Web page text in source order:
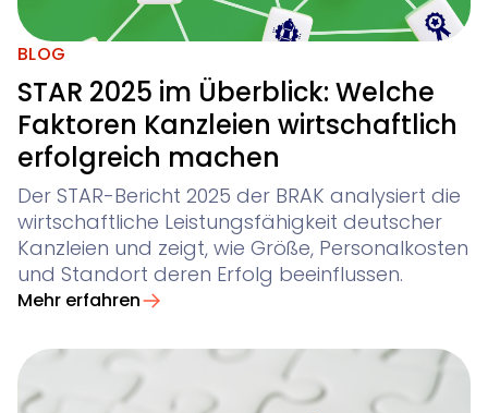
Legal Twin®
KI-Produkte
Contract Insights
KI-Vertragsanalyse für Unternehmen und
Smart Legal Research
KI-Agent zur Urteilsrecherche für Anwälte
Legal Twin
Add-Ons
KI-Agenten für Advoware und Winsolvenz
BLOG
STAR 2025 im Überblick: Welche
Faktoren Kanzleien wirtschaftlich
erfolgreich machen
Der STAR-Bericht 2025 der BRAK analysiert die
wirtschaftliche Leistungsfähigkeit deutscher
Kanzleien und zeigt, wie Größe, Personalkosten
und Standort deren Erfolg beeinflussen.
Mehr erfahren